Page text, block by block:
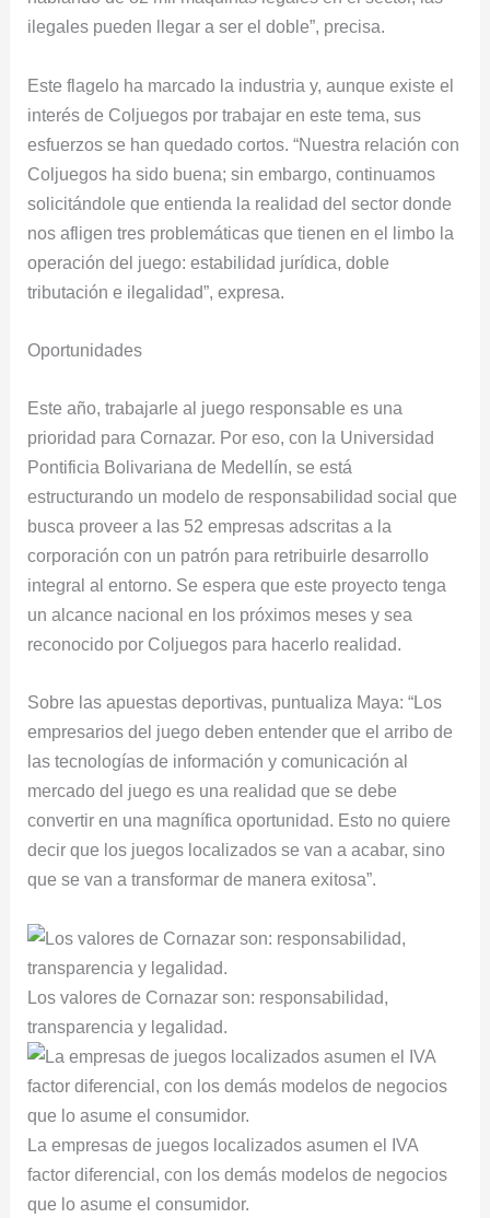
ilegales pueden llegar a ser el doble”, precisa.
Este flagelo ha marcado la industria y, aunque existe el
interés de Coljuegos por trabajar en este tema, sus
esfuerzos se han quedado cortos. “Nuestra relación con
Coljuegos ha sido buena; sin embargo, continuamos
solicitándole que entienda la realidad del sector donde
nos afligen tres problemáticas que tienen en el limbo la
operación del juego: estabilidad jurídica, doble
tributación e ilegalidad”, expresa.
Oportunidades
Este año, trabajarle al juego responsable es una
prioridad para Cornazar. Por eso, con la Universidad
Pontificia Bolivariana de Medellín, se está
estructurando un modelo de responsabilidad social que
busca proveer a las 52 empresas adscritas a la
corporación con un patrón para retribuirle desarrollo
integral al entorno. Se espera que este proyecto tenga
un alcance nacional en los próximos meses y sea
reconocido por Coljuegos para hacerlo realidad.
Sobre las apuestas deportivas, puntualiza Maya: “Los
empresarios del juego deben entender que el arribo de
las tecnologías de información y comunicación al
mercado del juego es una realidad que se debe
convertir en una magnífica oportunidad. Esto no quiere
decir que los juegos localizados se van a acabar, sino
que se van a transformar de manera exitosa”.
Los valores de Cornazar son: responsabilidad,
transparencia y legalidad.
La empresas de juegos localizados asumen el IVA
factor diferencial, con los demás modelos de negocios
que lo asume el consumidor.